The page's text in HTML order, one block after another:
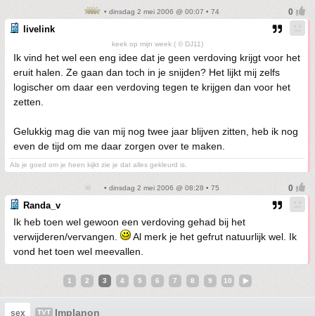
• dinsdag 2 mei 2006 @ 00:07 • 74
livelink
keek op mijn week ( © DJ11)
Ik vind het wel een eng idee dat je geen verdoving krijgt voor het
eruit halen. Ze gaan dan toch in je snijden? Het lijkt mij zelfs
logischer om daar een verdoving tegen te krijgen dan voor het
zetten.
Gelukkig mag die van mij nog twee jaar blijven zitten, heb ik nog
even de tijd om me daar zorgen over te maken.
Als je goed om je heen kijkt zie je dat alles gekleurd is.
• dinsdag 2 mei 2006 @ 08:28 • 75
Randa_v
Ik heb toen wel gewoon een verdoving gehad bij het
verwijderen/vervangen.
Al merk je het gefrut natuurlijk wel. Ik
vond het toen wel meevallen.
1 2 3 4 5 6 7 8 9 10
sex TVT Implanon